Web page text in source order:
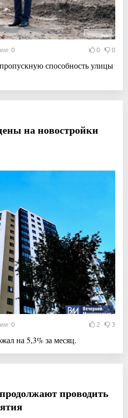
0 0 0
способность улицы
на новостройки
0 2 3
на 5,3% за месяц.
проводить